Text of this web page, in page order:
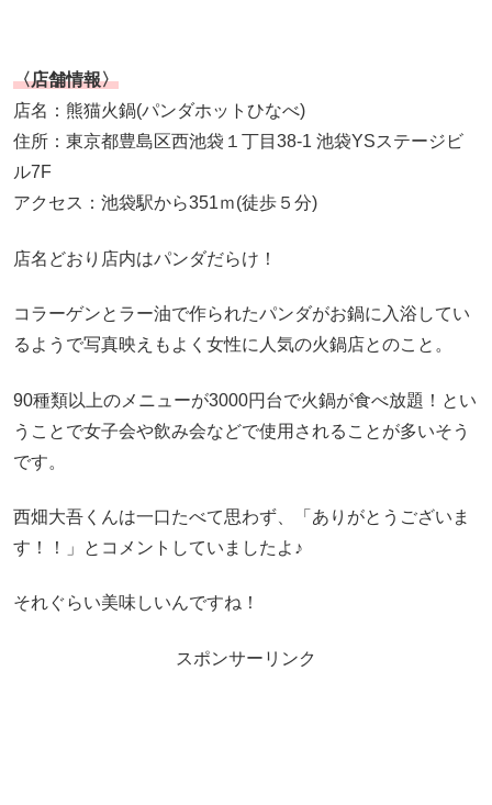
〈店舗情報〉
店名：熊猫火鍋(パンダホットひなべ)
住所：東京都豊島区西池袋１丁目38-1 池袋YSステージビ
ル7F
アクセス：池袋駅から351ｍ(徒歩５分)
店名どおり店内はパンダだらけ！
コラーゲンとラー油で作られたパンダがお鍋に入浴してい
るようで写真映えもよく女性に人気の火鍋店とのこと。
90種類以上のメニューが3000円台で火鍋が食べ放題！とい
うことで女子会や飲み会などで使用されることが多いそう
です。
西畑大吾くんは一口たべて思わず、「ありがとうございま
す！！」とコメントしていましたよ♪
それぐらい美味しいんですね！
スポンサーリンク